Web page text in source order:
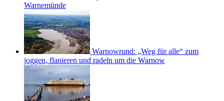
Warnemünde
Warnowrund: „Weg für alle“ zum
joggen, flanieren und radeln um die Warnow